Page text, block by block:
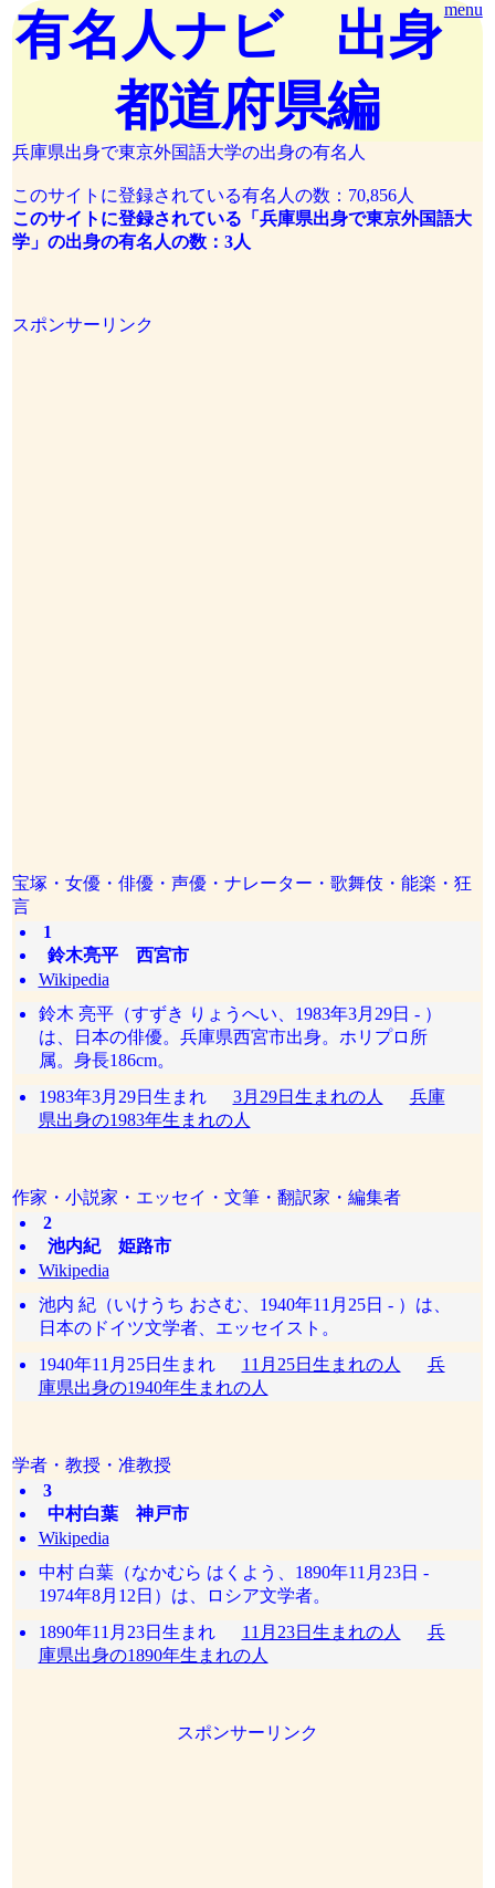
menu
有名人ナビ 出身
都道府県編
兵庫県出身で東京外国語大学の出身の有名人
このサイトに登録されている有名人の数：70,856人
このサイトに登録されている「兵庫県出身で東京外国語大
学」の出身の有名人の数：3人
スポンサーリンク
宝塚・女優・俳優・声優・ナレーター・歌舞伎・能楽・狂
言
1
鈴木亮平 西宮市
Wikipedia
鈴木 亮平（すずき りょうへい、1983年3月29日 - ）
は、日本の俳優。兵庫県西宮市出身。ホリプロ所
属。身長186cm。
1983年3月29日生まれ 3月29日生まれの人
兵庫
県出身の1983年生まれの人
作家・小説家・エッセイ・文筆・翻訳家・編集者
2
池内紀 姫路市
Wikipedia
池内 紀（いけうち おさむ、1940年11月25日 - ）は、
日本のドイツ文学者、エッセイスト。
1940年11月25日生まれ 11月25日生まれの人
兵
庫県出身の1940年生まれの人
学者・教授・准教授
3
中村白葉 神戸市
Wikipedia
中村 白葉（なかむら はくよう、1890年11月23日 -
1974年8月12日）は、ロシア文学者。
1890年11月23日生まれ 11月23日生まれの人
兵
庫県出身の1890年生まれの人
スポンサーリンク